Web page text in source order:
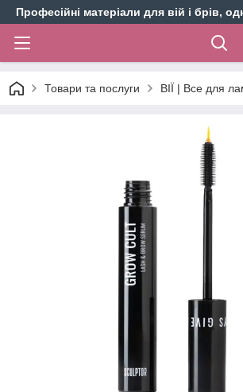
Професійні матеріали для вій і брів,
Товари та послуги ВІЇ | Все для